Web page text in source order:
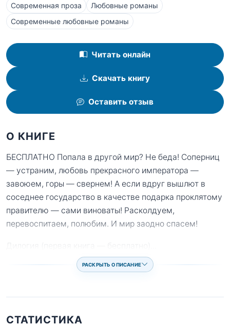
Современная проза
Любовные романы
Современные любовные романы
Читать онлайн
Скачать книгу
Оставить отзыв
О КНИГЕ
БЕСПЛАТНО Попала в другой мир? Не беда! Соперниц
— устраним, любовь прекрасного императора —
завоюем, горы — свернем! А если вдруг вышлют в
соседнее государство в качестве подарка проклятому
правителю — сами виноваты! Расколдуем,
перевоспитаем, полюбим. И мир заодно спасем!
Дилогия (первая книга — бесплатно)
РАСКРЫТЬ ОПИСАНИЕ
СТАТИСТИКА